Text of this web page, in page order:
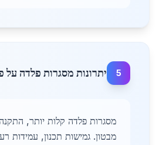
5 יתרונות מסגרות פלדה על
מבטון. גמישות תכנון, עמידות